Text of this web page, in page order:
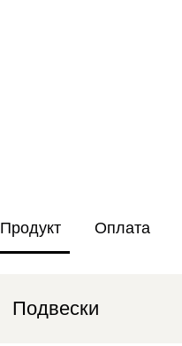
Продукт Оплата
Подвески